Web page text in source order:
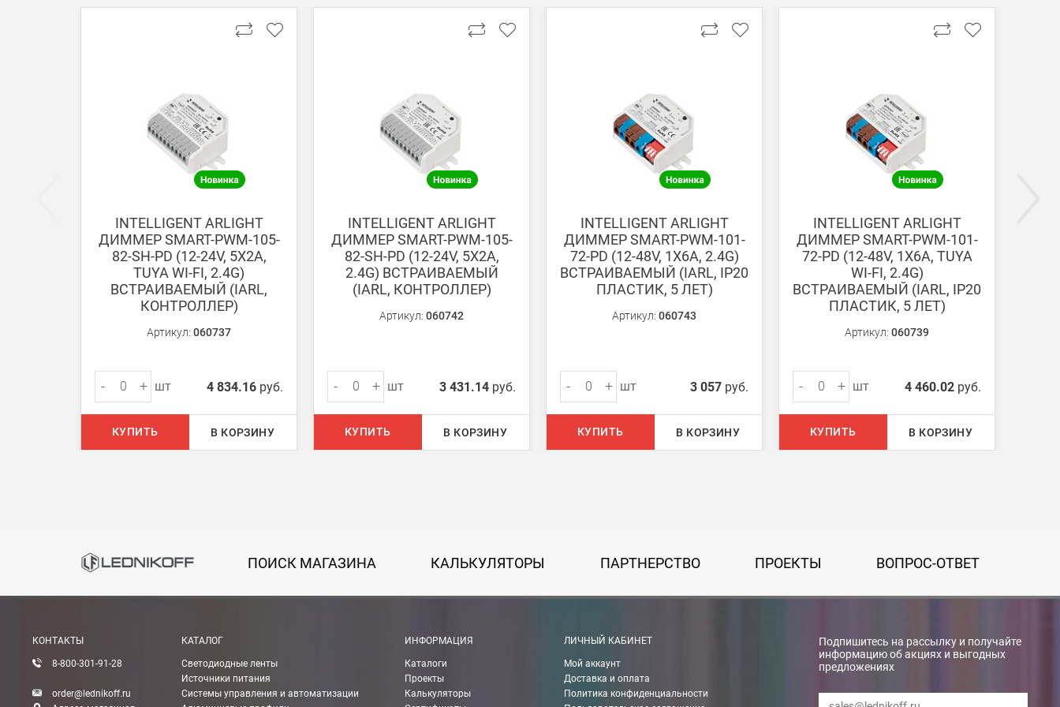
Безналичная оплата по счету
Вы можете оплатить заказ по выставленному счету в любом удобном Вам банке.
После получения оплаты счета с Вами свяжется менеджер для уточнения даты доставки. Обратите внимание, что деньги поступают на наш счет в течении 3-5 дней.
Доставка:
Самовывоз
Вы можете самостоятельно забрать заказ в одном из нашихмагазинов
БЕСПЛАТНАЯ доставка при сумме заказа от 7000 руб.
При заказе менее 7000 руб. стоимость доставки 750 руб.
В Москве и МО (за МКАД)
БЕСПЛАТНАЯ доставка при сумме заказа от 7000 руб.
Мы можем доставить ваши заказы сервисом компании Boxberry. При оформлении заказа выберете «Доставка Boxberry»
Транспортные компании
INTELLIGENT ARLIGHT
ДИММЕР SMART-PWM-105-
82-SH-PD (12-24V, 5X2A,
TUYA WI-FI, 2.4G)
ВСТРАИВАЕМЫЙ (IARL,
КОНТРОЛЛЕР)
Артикул: 060737
- + шт 4 834.16 руб.
КУПИТЬ В КОРЗИНУ
INTELLIGENT ARLIGHT
ДИММЕР SMART-PWM-105-
82-SH-PD (12-24V, 5X2A,
2.4G) ВСТРАИВАЕМЫЙ
(IARL, КОНТРОЛЛЕР)
Артикул: 060742
- + шт 3 431.14 руб.
КУПИТЬ В КОРЗИНУ
INTELLIGENT ARLIGHT
ДИММЕР SMART-PWM-101-
72-PD (12-48V, 1X6A, 2.4G)
ВСТРАИВАЕМЫЙ (IARL, IP20
ПЛАСТИК, 5 ЛЕТ)
Артикул: 060743
- + шт 3 057 руб.
КУПИТЬ В КОРЗИНУ
INTELLIGENT ARLIGHT
ДИММЕР SMART-PWM-101-
72-PD (12-48V, 1X6A, TUYA
WI-FI, 2.4G)
ВСТРАИВАЕМЫЙ (IARL, IP20
ПЛАСТИК, 5 ЛЕТ)
Артикул: 060739
- + шт 4 460.02 руб.
КУПИТЬ В КОРЗИНУ
ПОИСК МАГАЗИНА КАЛЬКУЛЯТОРЫ ПАРТНЕРСТВО ПРОЕКТЫ ВОПРОС-ОТВЕТ
КОНТАКТЫ
8-800-301-91-28
order@lednikoff.ru
КАТАЛОГ
Светодиодные ленты
Источники питания
Системы управления и автоматизации
ИНФОРМАЦИЯ
Каталоги
Проекты
Калькуляторы
ЛИЧНЫЙ КАБИНЕТ
Мой аккаунт
Доставка и оплата
Политика конфиденциальности
Подпишитесь на рассылку и получайте
информацию об акциях и выгодных
предложениях